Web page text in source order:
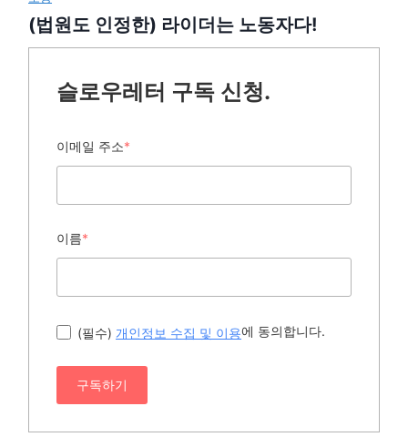
(법원도 인정한) 라이더는 노동자다!
슬로우레터 구독 신청.
이메일 주소*
이름*
(필수) 개인정보 수집 및 이용에 동의합니다.
구독하기